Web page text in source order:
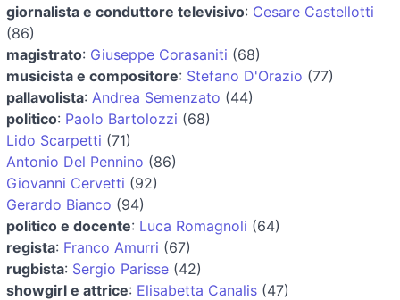
giornalista e conduttore televisivo: Cesare Castellotti
(86)
magistrato: Giuseppe Corasaniti (68)
musicista e compositore: Stefano D'Orazio (77)
pallavolista: Andrea Semenzato (44)
politico: Paolo Bartolozzi (68)
Lido Scarpetti (71)
Antonio Del Pennino (86)
Giovanni Cervetti (92)
Gerardo Bianco (94)
politico e docente: Luca Romagnoli (64)
regista: Franco Amurri (67)
rugbista: Sergio Parisse (42)
showgirl e attrice: Elisabetta Canalis (47)